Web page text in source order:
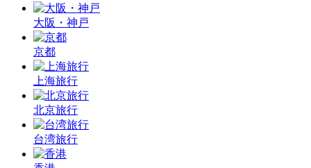
大阪・神戸
京都
上海旅行
北京旅行
台湾旅行